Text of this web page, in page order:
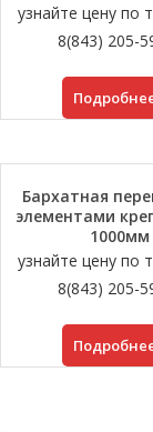
узнайте цену по
8(843) 205-
Бархатная
элементами
1000мм
узнайте цену по
8(843) 205-